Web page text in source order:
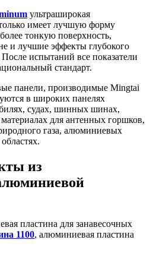
ультраширокая
имеет лучшую форму
тонкую поверхность,
и лучшие эффекты глубокого
испытаний все показатели
стандарт.
панели, производимые Mingtai
в широких панелях
судах, шинных шинах,
для антенных горшков,
газа, алюминиевых
из
пластина для занавесочных
1100, алюминиевая пластина